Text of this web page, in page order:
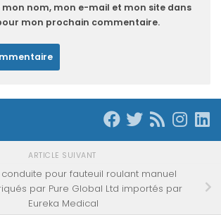
mon nom, mon e-mail et mon site dans
mon prochain commentaire.
ARTICLE SUIVANT
pour fauteuil roulant manuel
par Pure Global Ltd importés par
Eureka Medical